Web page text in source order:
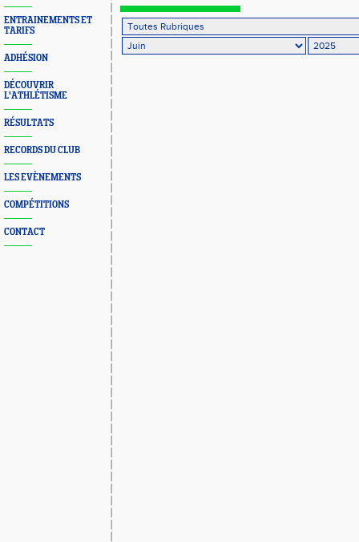
ENTRAINEMENTS ET
TARIFS
ADHÉSION
DÉCOUVRIR
L'ATHLÉTISME
RÉSULTATS
RECORDS DU CLUB
LES EVÈNEMENTS
COMPÉTITIONS
CONTACT